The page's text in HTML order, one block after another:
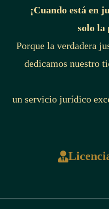
¡Cuando está en
solo la
Porque la verdadera
dedicamos nuestro
un servicio jurídico